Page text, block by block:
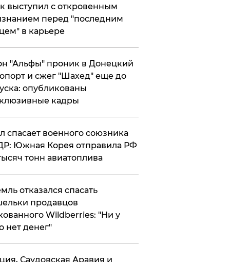
выступил с откровенным
перед "последним
в карьере
"Альфы" проник в Донецкий
и сжег "Шахед" еще до
опубликованы
кадры
спасает военного союзника
Южная Корея отправила РФ
тонн авиатоплива
отказался спасать
продавцов
Wildberries: "Ни у
нет денег"
Саудовская Аравия и